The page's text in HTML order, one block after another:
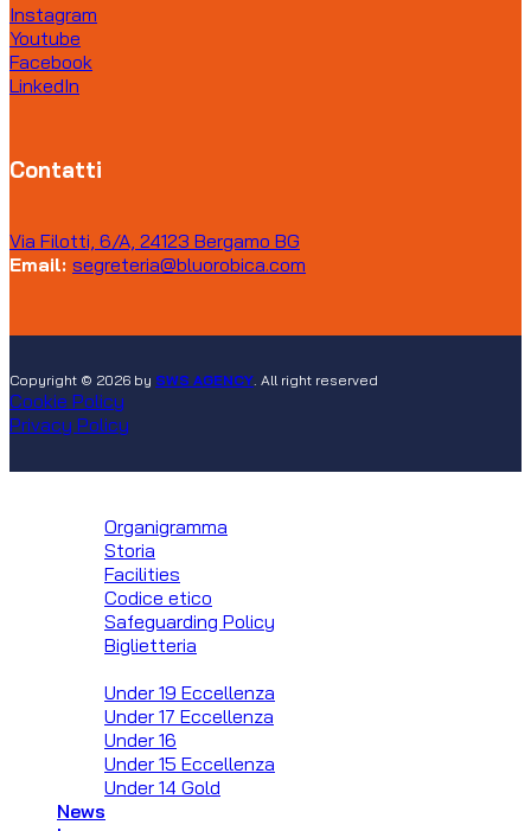
Instagram
Youtube
Facebook
LinkedIn
Contatti
Via Filotti, 6/A, 24123 Bergamo BG
Email: segreteria@bluorobica.com
Copyright © 2026 by SWS AGENCY. All right reserved
Cookie Policy
Privacy Policy
Organigramma
Storia
Facilities
Codice etico
Safeguarding Policy
Biglietteria
Under 19 Eccellenza
Under 17 Eccellenza
Under 16
Under 15 Eccellenza
Under 14 Gold
News